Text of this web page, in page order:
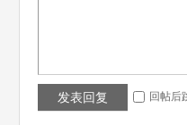
发表回复 回帖后